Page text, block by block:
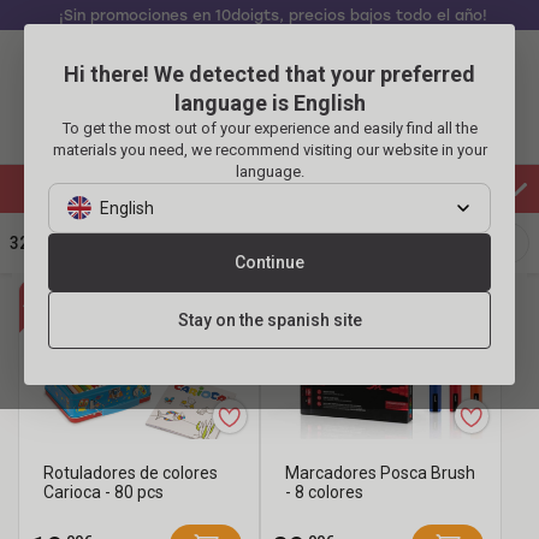
Hi there! We detected that your preferred
language is English
To get the most out of your experience and easily find all the
materials you need, we recommend visiting our website in your
language.
English
Continue
Stay on the spanish site
¡Sin promociones en 10doigts, precios bajos todo el año!
Identificarse
Novedades 2026
Productos
menos
Accesorios
de
Manualidades
Actividades
de
Artes
Velas
321 PRODUCTOS
Rotuladores de colores
Carioca - 80 pcs
Marcadores Posca Brush
- 8 colores